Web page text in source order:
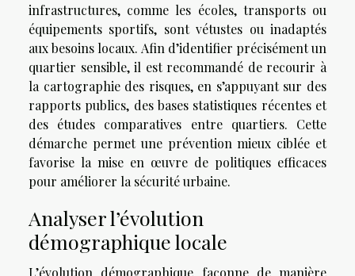
infrastructures, comme les écoles, transports ou
équipements sportifs, sont vétustes ou inadaptés
aux besoins locaux. Afin d’identifier précisément un
quartier sensible, il est recommandé de recourir à
la cartographie des risques, en s’appuyant sur des
rapports publics, des bases statistiques récentes et
des études comparatives entre quartiers. Cette
démarche permet une prévention mieux ciblée et
favorise la mise en œuvre de politiques efficaces
pour améliorer la sécurité urbaine.
Analyser l’évolution
démographique locale
L’évolution démographique façonne de manière